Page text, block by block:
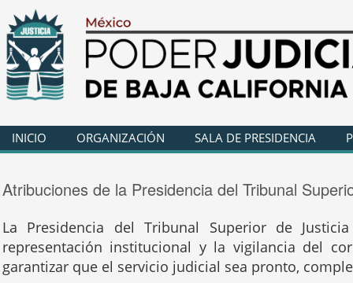
INICIO ORGANIZACIÓN SALA DE PRESIDENCIA
Atribuciones de la Presidencia del Tribunal
La Presidencia del Tribunal Superior de
representación institucional y la vigilancia del
garantizar que el servicio judicial sea pronto,